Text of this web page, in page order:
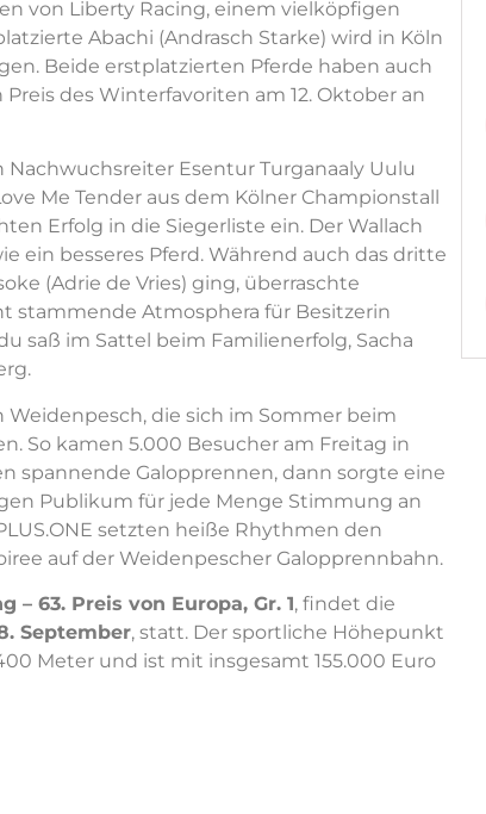
von Liberty Racing, einem vielköpfigen
Abachi (Andrasch Starke) wird in Köln
Beide erstplatzierten Pferde haben auch
des Winterfavoriten am 12. Oktober an
Esentur Turganaaly Uulu
Me Tender aus dem Kölner Championstall
Erfolg in die Siegerliste ein. Der Wallach
ein besseres Pferd. Während auch das dritte
(Adrie de Vries) ging, überraschte
stammende Atmosphera für Besitzerin
saß im Sattel beim Familienerfolg, Sacha
Weidenpesch, die sich im Sommer beim
So kamen 5.000 Besucher am Freitag in
spannende Galopprennen, dann sorgte eine
Publikum für jede Menge Stimmung an
setzten heiße Rhythmen den
auf der Weidenpescher Galopprennbahn.
– 63. Preis von Europa, Gr. 1, findet die
September, statt. Der sportliche Höhepunkt
Meter und ist mit insgesamt 155.000 Euro